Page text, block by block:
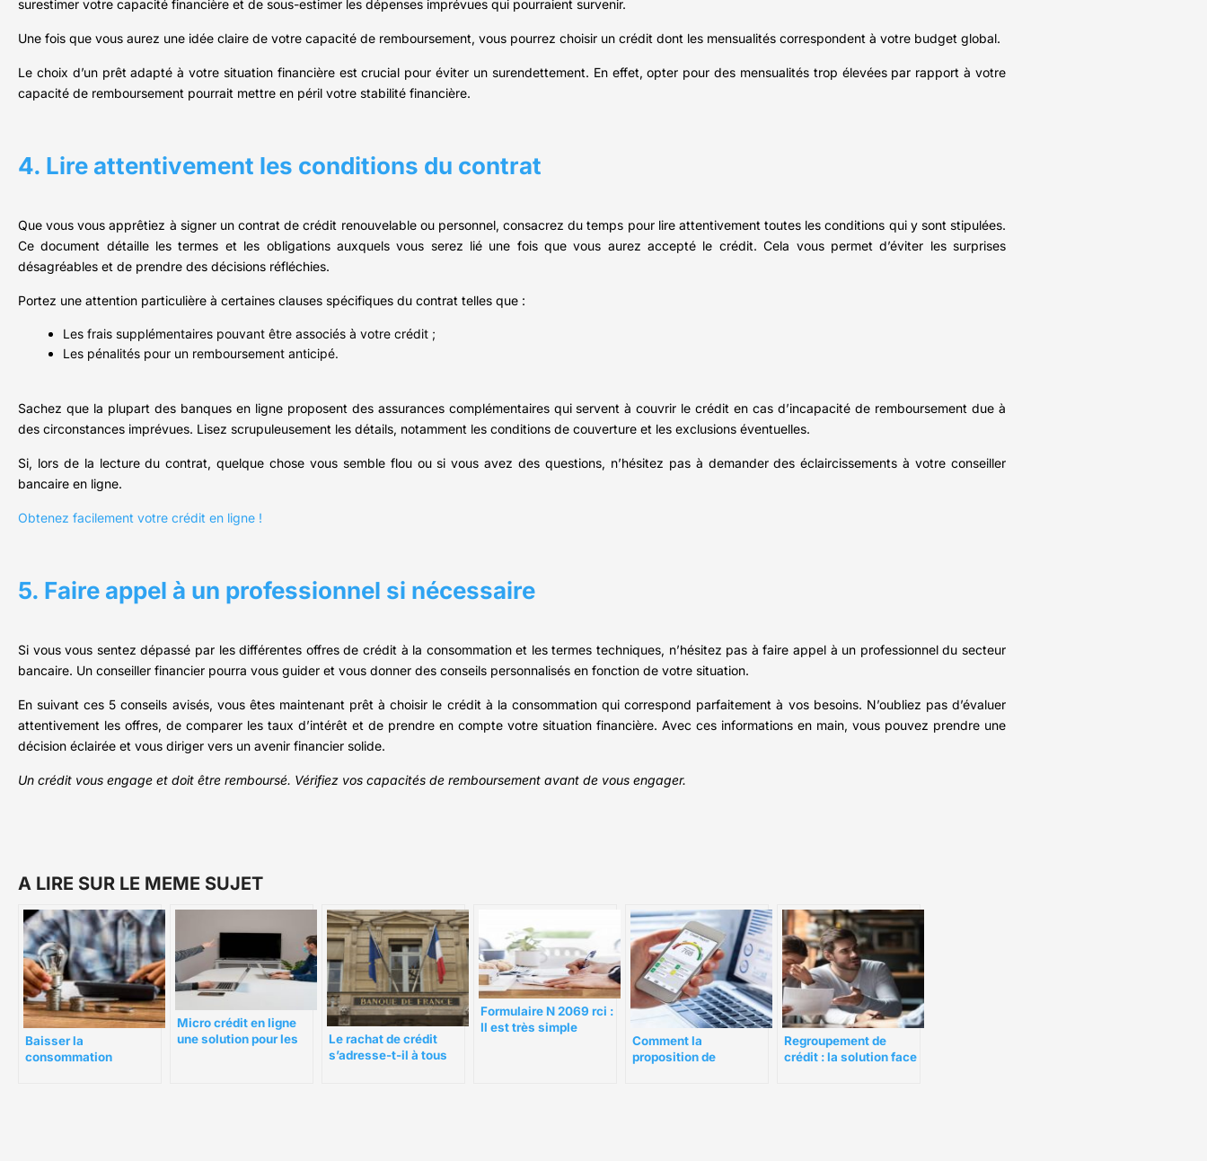
surestimer votre capacité financière et de sous-estimer les dépenses imprévues qui pourraient survenir.
Une fois que vous aurez une idée claire de votre capacité de remboursement, vous pourrez choisir un crédit dont les mensualités correspondent à votre budget global.
Le choix d’un prêt adapté à votre situation financière est crucial pour éviter un surendettement. En effet, opter pour des mensualités trop élevées par rapport à votre
capacité de remboursement pourrait mettre en péril votre stabilité financière.
4. Lire attentivement les conditions du contrat
Que vous vous apprêtiez à signer un contrat de crédit renouvelable ou personnel, consacrez du temps pour lire attentivement toutes les conditions qui y sont stipulées.
Ce document détaille les termes et les obligations auxquels vous serez lié une fois que vous aurez accepté le crédit. Cela vous permet d’éviter les surprises
désagréables et de prendre des décisions réfléchies.
Portez une attention particulière à certaines clauses spécifiques du contrat telles que :
Les frais supplémentaires pouvant être associés à votre crédit ;
Les pénalités pour un remboursement anticipé.
Sachez que la plupart des banques en ligne proposent des assurances complémentaires qui servent à couvrir le crédit en cas d’incapacité de remboursement due à
des circonstances imprévues. Lisez scrupuleusement les détails, notamment les conditions de couverture et les exclusions éventuelles.
Si, lors de la lecture du contrat, quelque chose vous semble flou ou si vous avez des questions, n’hésitez pas à demander des éclaircissements à votre conseiller
bancaire en ligne.
Obtenez facilement votre crédit en ligne !
5. Faire appel à un professionnel si nécessaire
Si vous vous sentez dépassé par les différentes offres de crédit à la consommation et les termes techniques, n’hésitez pas à faire appel à un professionnel du secteur
bancaire. Un conseiller financier pourra vous guider et vous donner des conseils personnalisés en fonction de votre situation.
En suivant ces 5 conseils avisés, vous êtes maintenant prêt à choisir le crédit à la consommation qui correspond parfaitement à vos besoins. N’oubliez pas d’évaluer
attentivement les offres, de comparer les taux d’intérêt et de prendre en compte votre situation financière. Avec ces informations en main, vous pouvez prendre une
décision éclairée et vous diriger vers un avenir financier solide.
Un crédit vous engage et doit être remboursé. Vérifiez vos capacités de remboursement avant de vous engager.
A LIRE SUR LE MEME SUJET
Baisser la
consommation
Micro crédit en ligne
une solution pour les
Le rachat de crédit
s’adresse-t-il à tous
Formulaire N 2069 rci :
Il est très simple
Comment la
proposition de
Regroupement de
crédit : la solution face